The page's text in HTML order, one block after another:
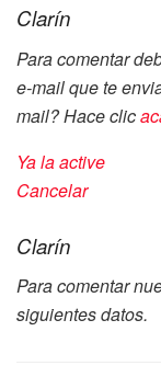
Clarín
Para comentar
e-mail que te
mail? Hace clic
Ya la active
Cancelar
Clarín
Para comentar
siguientes datos.